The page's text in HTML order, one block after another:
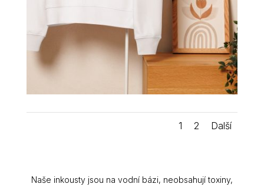
1 2 Další
Naše inkousty jsou na vodní bázi, neobsahují toxiny,